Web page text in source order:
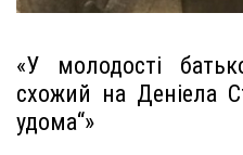
«У молодості
схожий на Деніела
удома“»